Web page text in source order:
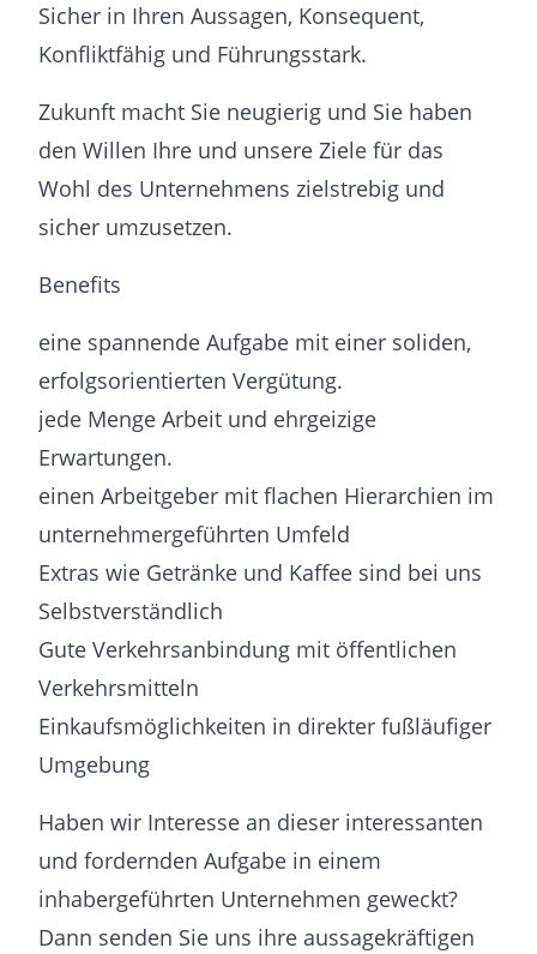
Sicher in Ihren Aussagen, Konsequent,
Konfliktfähig und Führungsstark.
Zukunft macht Sie neugierig und Sie haben
den Willen Ihre und unsere Ziele für das
Wohl des Unternehmens zielstrebig und
sicher umzusetzen.
Benefits
eine spannende Aufgabe mit einer soliden,
erfolgsorientierten Vergütung.
jede Menge Arbeit und ehrgeizige
Erwartungen.
einen Arbeitgeber mit flachen Hierarchien im
unternehmergeführten Umfeld
Extras wie Getränke und Kaffee sind bei uns
Selbstverständlich
Gute Verkehrsanbindung mit öffentlichen
Verkehrsmitteln
Einkaufsmöglichkeiten in direkter fußläufiger
Umgebung
Haben wir Interesse an dieser interessanten
und fordernden Aufgabe in einem
inhabergeführten Unternehmen geweckt?
Dann senden Sie uns ihre aussagekräftigen